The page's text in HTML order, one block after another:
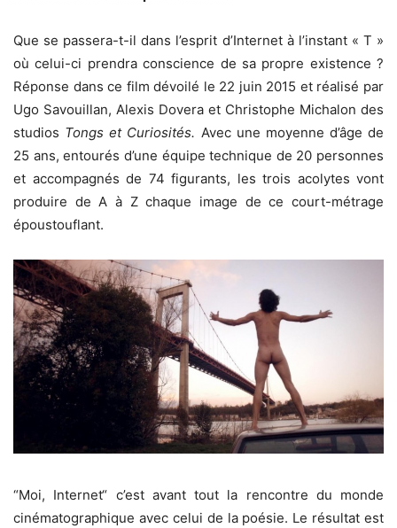
Que se passera-t-il dans l’esprit d’Internet à l’instant « T »
où celui-ci prendra conscience de sa propre existence ?
Réponse dans ce film dévoilé le 22 juin 2015 et réalisé par
Ugo Savouillan, Alexis Dovera et Christophe Michalon des
studios Tongs et Curiosités. Avec une moyenne d’âge de
25 ans, entourés d’une équipe technique de 20 personnes
et accompagnés de 74 figurants, les trois acolytes vont
produire de A à Z chaque image de ce court-métrage
époustouflant.
“Moi, Internet“ c’est avant tout la rencontre du monde
cinématographique avec celui de la poésie. Le résultat est